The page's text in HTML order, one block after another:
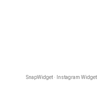
SnapWidget · Instagram Widget